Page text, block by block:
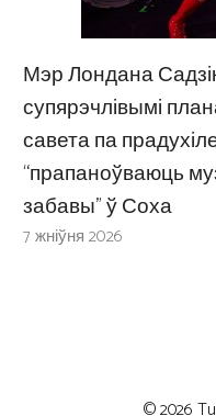
Мэр Лондана
супярэчлівымі
савета па
“прапаноўваюць
забавы” ў Соха
7 жніўня 2026
© 2026